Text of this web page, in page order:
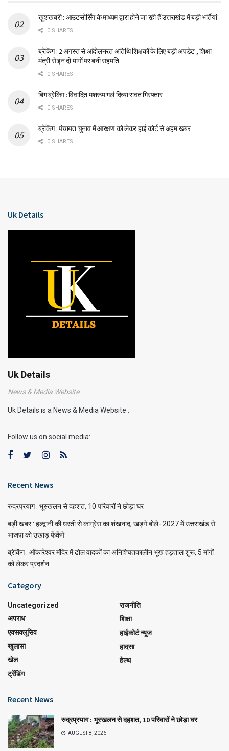
खुशखबरी : आउटसोर्सिंग के माध्यम द्वारा होने जा रही हैं उत्तराखंड में बड़ी भर्तियां
0 SHARES
ब्रेकिंग : 2 अगस्त से आंदोलनरत अतिथि शिक्षकों के लिए बड़ी अपडेट , शिक्षा
मंत्री से इन दो मांगों पर बनी सहमति
0 SHARES
बिग ब्रेकिंग : विवादित मशरूम गर्ल दिव्या रावत गिरफ्तार
0 SHARES
ब्रेकिंग : पंचायत चुनाव में आरक्षण को लेकर हाई कोर्ट से अहम खबर
0 SHARES
Uk Details
Uk Details
News & Media Website
Uk Details is a News & Media Website .
Follow us on social media:
Recent News
रुद्रप्रयाग : भूस्खलन से दहशत, 10 परिवारों ने छोड़ा घर
बड़ी खबर : हल्द्वानी की धरती से कांग्रेस का शंखनाद, खड़गे बोले- 2027 में उत्तराखंड से
भाजपा को उखाड़ फेंकेंगे
ब्रेकिंग : ओंकारेश्वर मंदिर में ढोल वादकों का अनिश्चितकालीन भूख हड़ताल शुरू, 5 मांगों
को लेकर प्रदर्शन
Category
Uncategorized
अपराध
एक्सक्लूसिव
खुलासा
खेल
ट्रेंडिंग
राजनीति
शिक्षा
हाईकोर्ट न्यूज
हादसा
हेल्थ
Recent News
रुद्रप्रयाग : भूस्खलन से दहशत, 10 परिवारों ने छोड़ा घर
AUGUST 8, 2026